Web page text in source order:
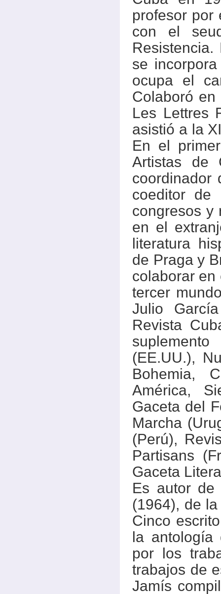
profesor por
con el
se
ocupa el
Colaboró en
Les Lettres
asistió a la
En el
Artistas de
coordinador
coeditor de
congresos y
en el
literatura
de Praga y
colaborar en
tercer
Julio
Revista
(EE.UU.),
Bohemia,
América,
Gaceta del
Marcha
(Perú),
Partisans
Gaceta
Es autor de
(1964), de
Cinco
la
por los
trabajos de
Jamís